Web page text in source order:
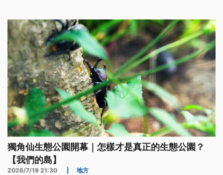
獨角仙生態公園開幕｜怎樣才是真正的生態公園？
【我們的島】
2026/7/19 21:30 地方